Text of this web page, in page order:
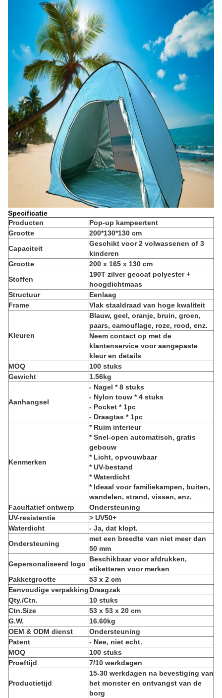
Specificatie
Producten
Pop-up kampeertent
Grootte
200*130*130 cm
Capaciteit
Geschikt voor 2 volwassenen of 3
kinderen
Grootte
200 x 165 x 130 cm
Stoffen
190T zilver gecoat polyester +
hoogdichtmaas
Structuur
Eenlaag
Frame
Vlak staaldraad van hoge kwaliteit
Kleuren
Blauw, geel, oranje, bruin, groen,
paars, camouflage, roze, rood, enz.
Neem contact op met de
klantenservice voor aangepaste
kleur en details
MOQ
100 stuks
Gewicht
1.56kg
Aanhangsel
- Nagel * 8 stuks
- Nylon touw * 4 stuks
- Pocket * 1pc
- Draagtas * 1pc
Kenmerken
* Ruim interieur
* Snel-open automatisch, gratis
gebouw
* Licht, opvouwbaar
* UV-bestand
* Waterdicht
* Ideaal voor familiekampen, buiten,
wandelen, strand, vissen, enz.
Facultatief ontwerp
Ondersteuning
UV-resistentie
> UV50+
Waterdicht
- Ja, dat klopt.
Ondersteuning
met een breedte van niet meer dan
50 mm
Gepersonaliseerd logo
Beschikbaar voor afdrukken,
etiketteren voor merken
Pakketgrootte
53 x 2 cm
Eenvoudige verpakkingDraagzak
Qty./Ctn.
10 stuks
Ctn.Size
53 x 53 x 20 cm
G.W.
16.60kg
OEM & ODM dienst
Ondersteuning
Patent
- Nee, niet echt.
MOQ
100 stuks
Proeftijd
7/10 werkdagen
Productietijd
15-30 werkdagen na bevestiging van
het monster en ontvangst van de
borg